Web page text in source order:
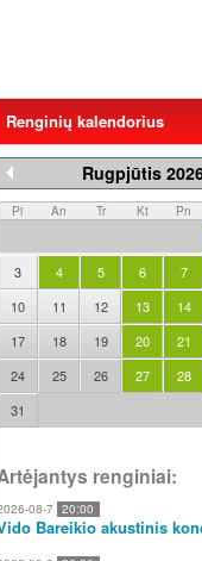
Renginių kalendorius
Rugpjūtis
Pi An Tr Kt Pn
3
4 5 6 7
10
11 12 13 14
17
18 19 20 21
24
25 26 27 28
31
renginiai:
08-7 20:00
Bareikio akustinis